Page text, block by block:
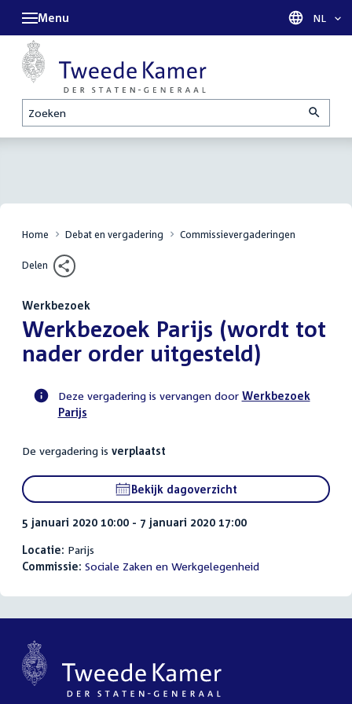
Zoeken
Menu Taal
NL
Home Debat en vergadering Commissievergaderingen
Delen
Werkbezoek
:Werkbezoek Parijs (wordt tot
nader order uitgesteld)
Voortgangsstatus
activiteit
Deze vergadering is vervangen door Werkbezoek
Parijs
De vergadering is verplaatst
Bekijk dagoverzicht
5 januari 2020 10:00 - 7 januari 2020 17:00
Locatie: Parijs
Commissie: Sociale Zaken en Werkgelegenheid